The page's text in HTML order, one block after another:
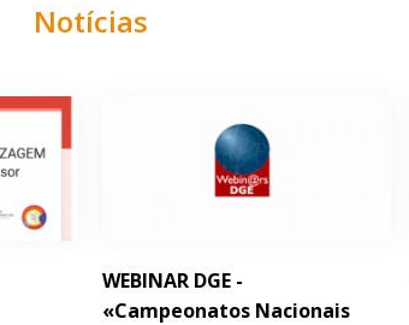
Notícias
WEBINAR DGE -
«Campeonatos Nacionais